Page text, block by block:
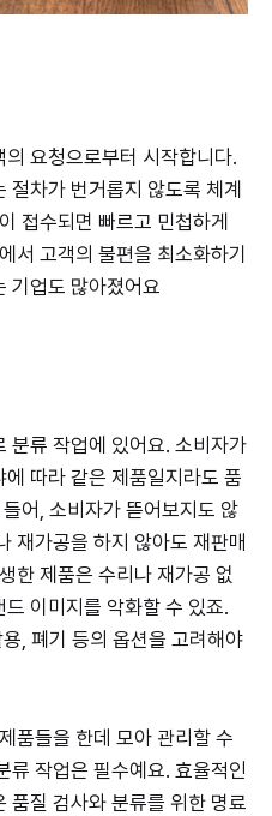
요청으로부터 시작합니다.
절차가 번거롭지 않도록 체계
접수되면 빠르고 민첩하게
서 고객의 불편을 최소화하기
기업도 많아졌어요
분류 작업에 있어요. 소비자가
따라 같은 제품일지라도 품
어, 소비자가 뜯어보지도 않
재가공을 하지 않아도 재판매
한 제품은 수리나 재가공 없
이미지를 악화할 수 있죠.
, 폐기 등의 옵션을 고려해야
품들을 한데 모아 관리할 수
류 작업은 필수예요. 효율적인
품질 검사와 분류를 위한 명료